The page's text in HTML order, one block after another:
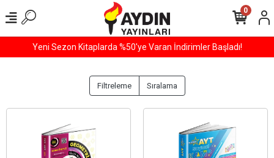
800 TL ve Üzeri Tüm Alışverişlerinizde
0
Filtreleme Sıralama